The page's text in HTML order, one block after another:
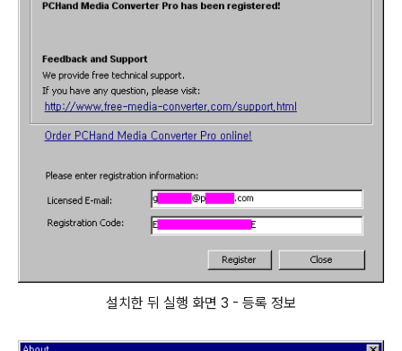
설치한 뒤 실행 화면 3 - 등록 정보